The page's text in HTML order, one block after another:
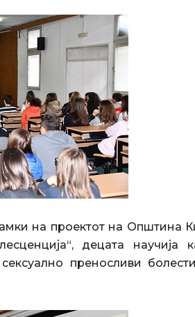
на проектот на Општина
децата научија
преносливи